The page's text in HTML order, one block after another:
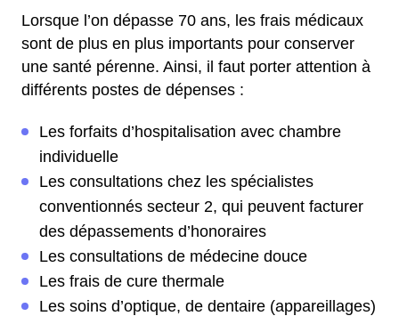
Lorsque l’on dépasse 70 ans, les frais médicaux
sont de plus en plus importants pour conserver
une santé pérenne. Ainsi, il faut porter attention à
différents postes de dépenses :
Les forfaits d’hospitalisation avec chambre
individuelle
Les consultations chez les spécialistes
conventionnés secteur 2, qui peuvent facturer
des dépassements d’honoraires
Les consultations de médecine douce
Les frais de cure thermale
Les soins d’optique, de dentaire (appareillages)